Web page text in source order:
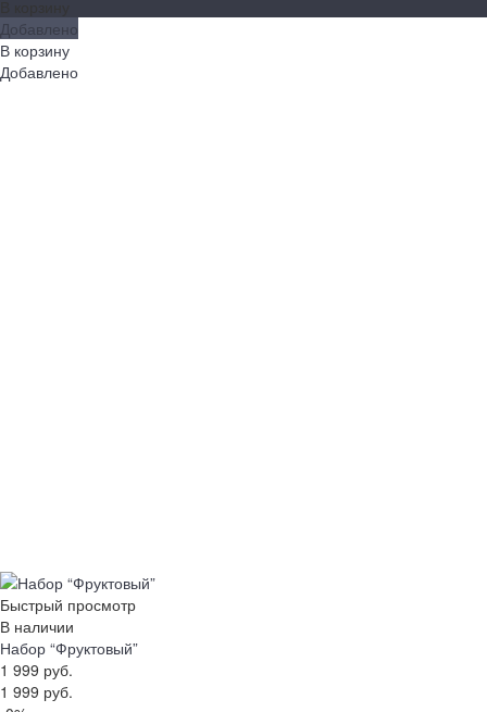
Добавлено
В корзину
Добавлено
Быстрый просмотр
В наличии
Набор “Фруктовый”
1 999 руб.
1 999 руб.